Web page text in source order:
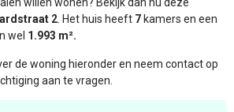
willen wonen? Bekijk dan nu deze
2. Het huis heeft 7 kamers en een
wel 1.993 m².
de woning hieronder en neem contact op
aan te vragen.